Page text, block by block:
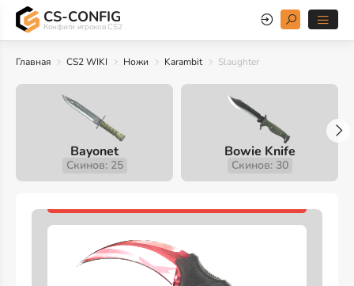
CS-CONFIG
Конфиги игроков CS2
Главная CS2 WIKI Ножи Karambit Slaughter
Bayonet
Скинов: 25
Bowie Knife
Скинов: 30